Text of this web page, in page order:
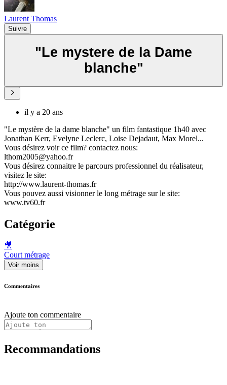
Laurent Thomas
Suivre
"Le mystere de la Dame
blanche"
il y a 20 ans
"Le mystère de la dame blanche" un film fantastique 1h40 avec
Jonathan Kerr, Evelyne Leclerc, Loise Dejadaut, Max Morel...
Vous désirez voir ce film? contactez nous:
lthom2005@yahoo.fr
Vous désirez connaitre le parcours professionnel du réalisateur,
visitez le site:
http://www.laurent-thomas.fr
Vous pouvez aussi visionner le long métrage sur le site:
www.tv60.fr
Catégorie
🎥
Court métrage
Voir moins
Commentaires
Ajoute ton commentaire
Recommandations